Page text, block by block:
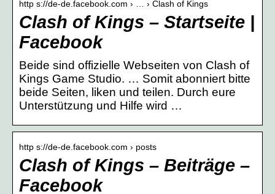
http s://de-de.facebook.com › … › Clash of Kings
Clash of Kings – Startseite |
Facebook
Beide sind offizielle Webseiten von Clash of
Kings Game Studio. … Somit abonniert bitte
beide Seiten, liken und teilen. Durch eure
Unterstützung und Hilfe wird …
http s://de-de.facebook.com › posts
Clash of Kings – Beiträge –
Facebook